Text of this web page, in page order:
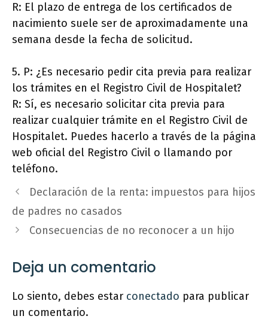
R: El plazo de entrega de los certificados de
nacimiento suele ser de aproximadamente una
semana desde la fecha de solicitud.
5. P: ¿Es necesario pedir cita previa para realizar
los trámites en el Registro Civil de Hospitalet?
R: Sí, es necesario solicitar cita previa para
realizar cualquier trámite en el Registro Civil de
Hospitalet. Puedes hacerlo a través de la página
web oficial del Registro Civil o llamando por
teléfono.
Declaración de la renta: impuestos para hijos
de padres no casados
Consecuencias de no reconocer a un hijo
Deja un comentario
Lo siento, debes estar conectado para publicar
un comentario.